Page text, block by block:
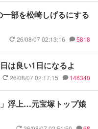
部を松崎しげるにする
26/08/07 02:13:16 5818
は良い1日になるよ
26/08/07 02:17:15 146340
浮上…元宝塚トップ娘